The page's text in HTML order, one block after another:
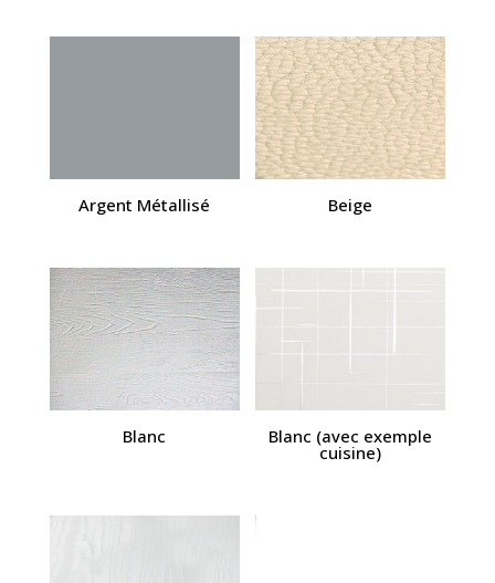
Argent Métallisé Beige
Blanc Blanc (avec exemple
cuisine)